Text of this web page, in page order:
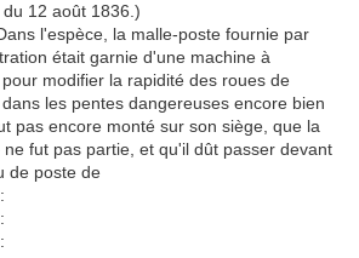
du 12 août 1836.)
l'espèce, la malle-poste fournie par
était garnie d'une machine à
modifier la rapidité des roues de
les pentes dangereuses encore bien
pas encore monté sur son siège, que la
ne fut pas partie, et qu'il dût passer devant
de poste de